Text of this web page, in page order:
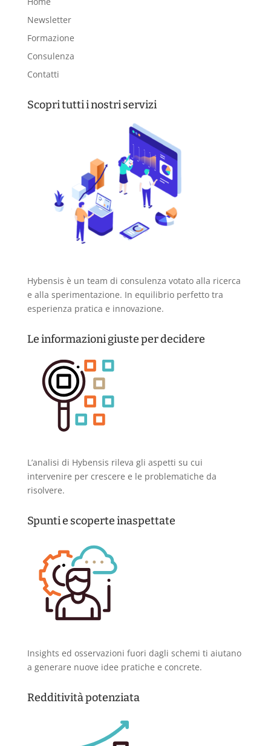
Newsletter
Formazione
Consulenza
Contatti
Scopri tutti i nostri servizi
Hybensis è un team di consulenza votato alla ricerca
e alla sperimentazione. In equilibrio perfetto tra
esperienza pratica e innovazione.
Le informazioni giuste per decidere
L’analisi di Hybensis rileva gli aspetti su cui
intervenire per crescere e le problematiche da
risolvere.
Spunti e scoperte inaspettate
Insights ed osservazioni fuori dagli schemi ti aiutano
a generare nuove idee pratiche e concrete.
Redditività potenziata